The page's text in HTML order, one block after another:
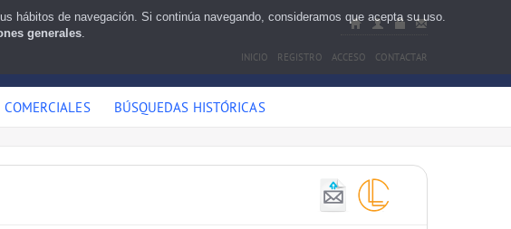
INICIO REGISTRO ACCESO CONTACTAR
COMERCIALES BÚSQUEDAS HISTÓRICAS
hábitos de navegación. Si continúa navegando, consideramos que acepta su uso.
generales.